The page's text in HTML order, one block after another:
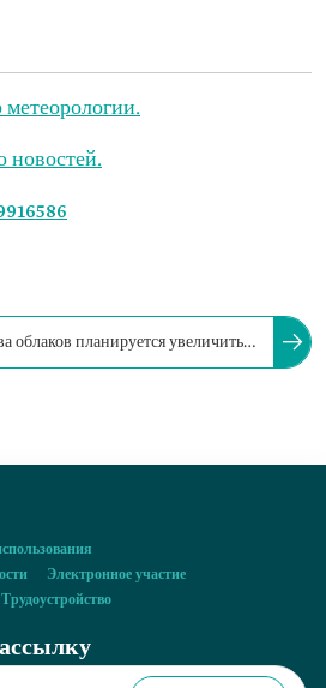
новостей.
облаков планируется увеличить
Электронное участие
Трудоустройство